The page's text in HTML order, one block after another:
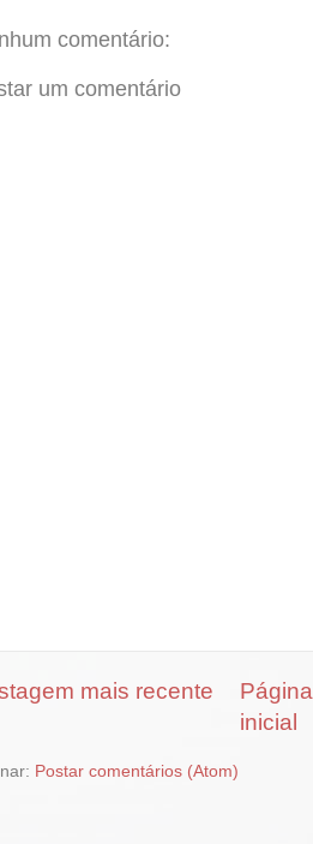
comentário:
um comentário
mais recente
Página
inicial
Postar comentários (Atom)